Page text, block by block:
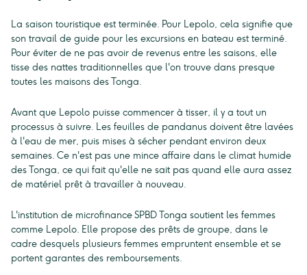
La saison touristique est terminée. Pour Lepolo, cela signifie que
son travail de guide pour les excursions en bateau est terminé.
Pour éviter de ne pas avoir de revenus entre les saisons, elle
tisse des nattes traditionnelles que l'on trouve dans presque
toutes les maisons des Tonga.
Avant que Lepolo puisse commencer à tisser, il y a tout un
processus à suivre. Les feuilles de pandanus doivent être lavées
à l'eau de mer, puis mises à sécher pendant environ deux
semaines. Ce n'est pas une mince affaire dans le climat humide
des Tonga, ce qui fait qu'elle ne sait pas quand elle aura assez
de matériel prêt à travailler à nouveau.
L'institution de microfinance SPBD Tonga soutient les femmes
comme Lepolo. Elle propose des prêts de groupe, dans le
cadre desquels plusieurs femmes empruntent ensemble et se
portent garantes des remboursements.